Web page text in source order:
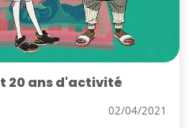
20 ans d'activité
02/04/2021